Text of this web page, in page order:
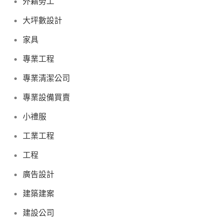
大坪數設計
家具
專業工程
專業清潔公司
專業設備買賣
小禮服
工業工程
工程
廣告設計
建築建案
建設公司